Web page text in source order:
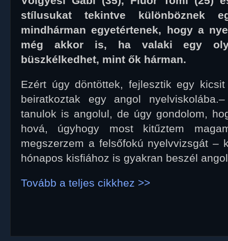
stílusukat tekintve különböznek
mindhárman egyetértenek, hogy a
még akkor is, ha valaki egy
büszkélkedhet, mint ők hárman.
Ezért úgy döntöttek, fejlesztik egy
beiratkoztak egy angol
tanulok is angolul, de úgy gondolom,
hová, úgyhogy most kitűztem
megszerzem a felsőfokú nyelvvizsgát –
hónapos kisfiához is gyakran beszél
Tovább a teljes cikkhez >>